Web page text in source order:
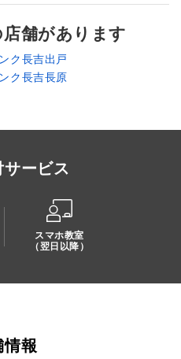
舗があります
ク長吉出戸
ク長吉長原
サービス
スマホ教室
（翌日以降）
情報